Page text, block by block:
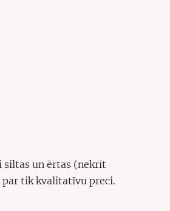
siltas un ērtas (nekrīt
tik kvalitatīvu preci.